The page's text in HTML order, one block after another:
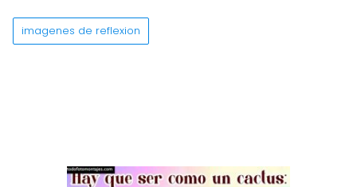
imagenes de reflexion